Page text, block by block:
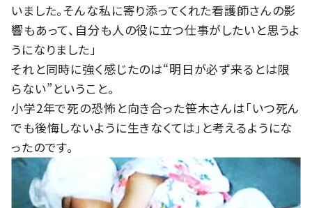
いました。そんな私に寄り添ってくれた看護師さんの影
響もあって、自分も人の役に立つ仕事がしたいと思うよ
うになりました」
それと同時に強く感じたのは“明日が必ず来るとは限
らない”ということ。
小学2年で死の恐怖と向き合った笹木さんは「いつ死ん
でも後悔しないように生きなくては」と考えるようにな
ったのです。